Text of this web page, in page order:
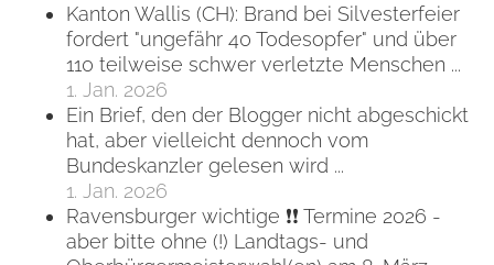
Kanton Wallis (CH): Brand bei Silvesterfeier
fordert "ungefähr 40 Todesopfer" und über
110 teilweise schwer verletzte Menschen ...
1. Jan. 2026
Ein Brief, den der Blogger nicht abgeschickt
hat, aber vielleicht dennoch vom
Bundeskanzler gelesen wird ...
1. Jan. 2026
Ravensburger wichtige ❗❗ Termine 2026 -
aber bitte ohne (!) Landtags- und